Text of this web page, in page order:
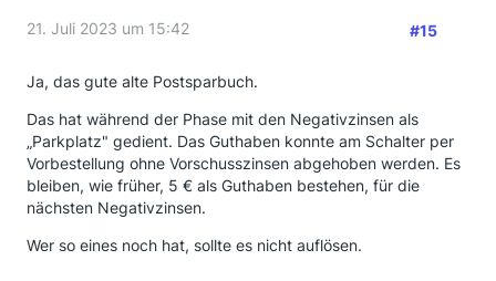
21. Juli 2023 um 15:42 #15
Ja, das gute alte Postsparbuch.
Das hat während der Phase mit den Negativzinsen als
„Parkplatz" gedient. Das Guthaben konnte am Schalter per
Vorbestellung ohne Vorschusszinsen abgehoben werden. Es
bleiben, wie früher, 5 € als Guthaben bestehen, für die
nächsten Negativzinsen.
Wer so eines noch hat, sollte es nicht auflösen.